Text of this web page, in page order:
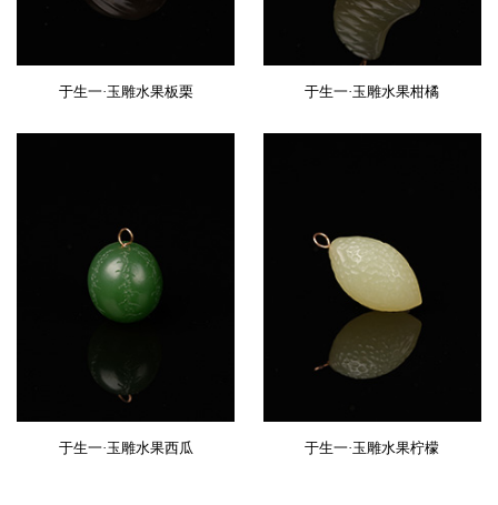
于生一·玉雕水果板栗 于生一·玉雕水果柑橘
于生一·玉雕水果西瓜 于生一·玉雕水果柠檬